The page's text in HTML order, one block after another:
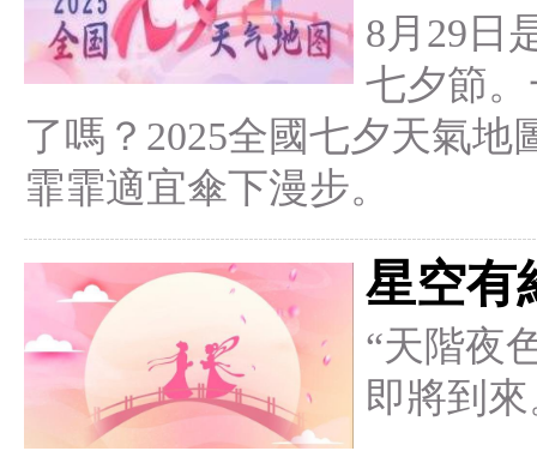
8月29日
七夕節
了嗎？2025全國七夕天氣
霏霏適宜傘下漫步。
星空有
“天階夜
即將到